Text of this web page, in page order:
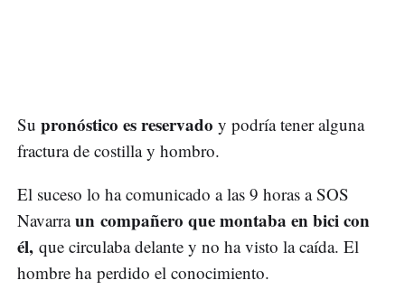
Su pronóstico es reservado y podría tener alguna
fractura de costilla y hombro.
El suceso lo ha comunicado a las 9 horas a SOS
Navarraun compañero que montaba en bici con
él, que circulaba delante y no ha visto la caída. El
hombre ha perdido el conocimiento.